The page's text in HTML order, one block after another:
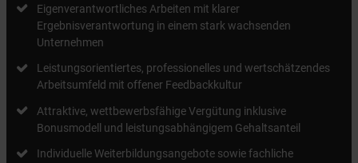
Eigenverantwortliches Arbeiten mit klarer
Ergebnisverantwortung in einem stark wachsenden
Unternehmen
Leistungsorientiertes, professionelles und wertschätzendes
Arbeitsumfeld mit offener Feedbackkultur
Attraktive, wettbewerbsfähige Vergütung inklusive
Bonusmodell und leistungsabhängigem Gehaltsanteil
Individuelle Weiterbildungsangebote sowie fachliche